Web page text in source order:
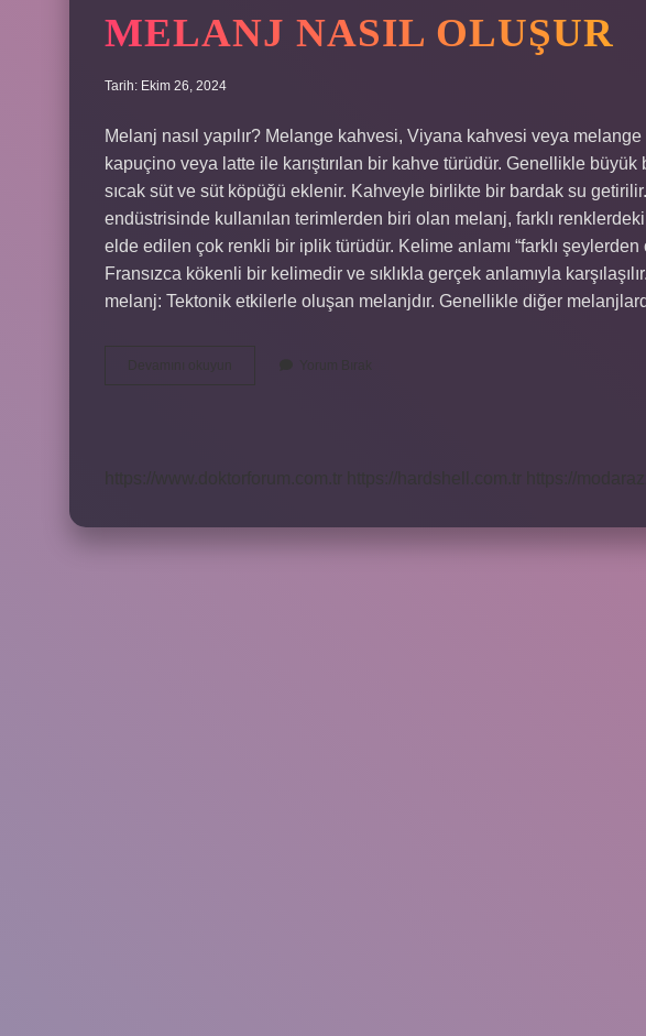
MELANJ NASIL OLUŞUR
Tarih: Ekim 26, 2024
Melanj nasıl yapılır? Melange kahvesi, Viyana kahvesi veya
kapuçino veya latte ile karıştırılan bir kahve türüdür. Genellikle
sıcak süt ve süt köpüğü eklenir. Kahveyle birlikte bir bardak su
endüstrisinde kullanılan terimlerden biri olan melanj, farklı renklerdeki
elde edilen çok renkli bir iplik türüdür. Kelime anlamı “farklı şeylerden
Fransızca kökenli bir kelimedir ve sıklıkla gerçek anlamıyla
melanj: Tektonik etkilerle oluşan melanjdır. Genellikle diğer